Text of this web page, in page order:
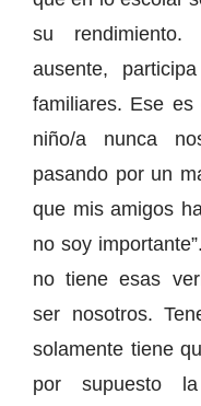
su
ausente,
familiares. Ese es
niño/a nunca
pasando por un
que mis amigos
no soy
no tiene esas
ser nosotros.
solamente tiene
por supuesto